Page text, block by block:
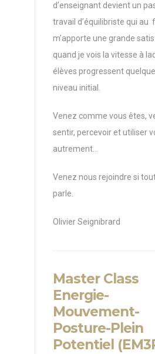
d’enseignant devient un
travail d’équilibriste qui au
m’apporte une grande
quand je vois la vitesse à
élèves progressent
niveau initial.
Venez comme vous êtes,
sentir, percevoir et utiliser
autrement…
Venez nous rejoindre si
parle.
Olivier Seignibrard
Master Class
Energie-
Mouvement-
Posture-Plein
Potentiel